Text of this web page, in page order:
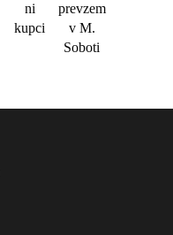
ni
kupci
prevzem
v M.
Soboti